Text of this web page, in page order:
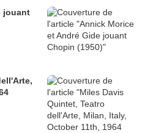
jouant